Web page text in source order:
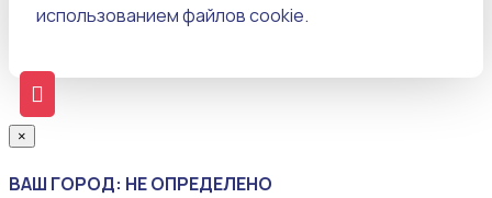
использованием файлов cookie.
×
ВАШ ГОРОД: НЕ ОПРЕДЕЛЕНО